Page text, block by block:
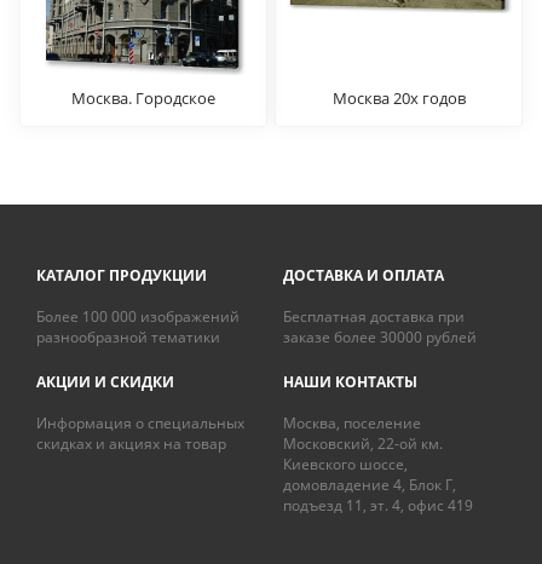
Москва. Городское
Москва 20х годов
КАТАЛОГ ПРОДУКЦИИ
Более 100 000 изображений
разнообразной тематики
ДОСТАВКА И ОПЛАТА
Бесплатная доставка при
заказе более 30000 рублей
АКЦИИ И СКИДКИ
Информация о специальных
скидках и акциях на товар
НАШИ КОНТАКТЫ
Москва, поселение
Московский, 22-ой км.
Киевского шоссе,
домовладение 4, Блок Г,
подъезд 11, эт. 4, офис 419